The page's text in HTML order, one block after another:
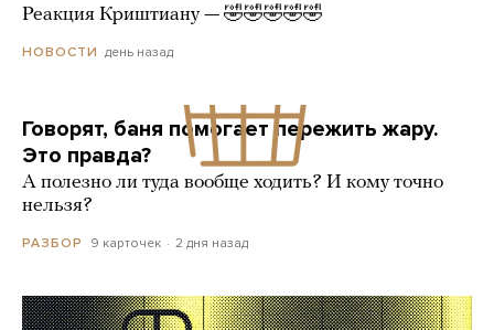
Реакция Криштиану — 🤣🤣🤣🤣🤣
НОВОСТИ день назад
Говорят, баня помогает пережить жару.
Это правда?
А полезно ли туда вообще ходить? И кому точно
нельзя?
РАЗБОР 9 карточек 2 дня назад